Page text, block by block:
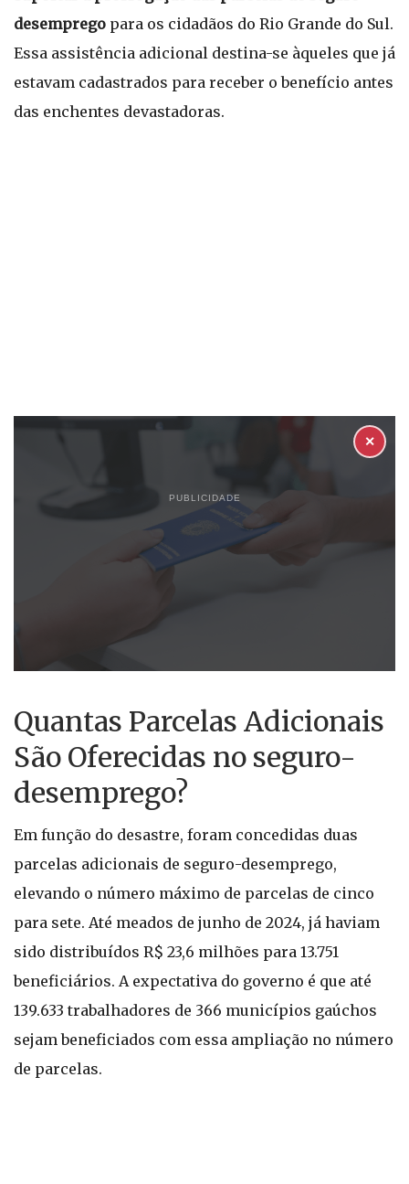
desemprego para os cidadãos do Rio Grande do Sul.
Essa assistência adicional destina-se àqueles que já
estavam cadastrados para receber o benefício antes
das enchentes devastadoras.
PUBLICIDADE
✕
Quantas Parcelas Adicionais
São Oferecidas no seguro-
desemprego?
Em função do desastre, foram concedidas duas
parcelas adicionais de seguro-desemprego,
elevando o número máximo de parcelas de cinco
para sete. Até meados de junho de 2024, já haviam
sido distribuídos R$ 23,6 milhões para 13.751
beneficiários. A expectativa do governo é que até
139.633 trabalhadores de 366 municípios gaúchos
sejam beneficiados com essa ampliação no número
de parcelas.